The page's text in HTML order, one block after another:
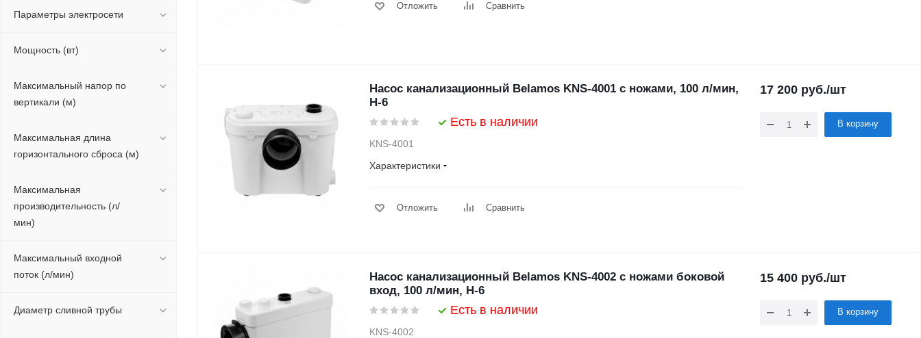
Отложить Сравнить
Насос канализационный Belamos KNS-4001 с ножами, 100 л/мин,
Н-6
Есть в наличии
KNS-4001
Характеристики
Отложить Сравнить
17 200 руб./шт
В корзину
Насос канализационный Belamos KNS-4002 с ножами боковой
вход, 100 л/мин, Н-6
Есть в наличии
KNS-4002
15 400 руб./шт
В корзину
Параметры электросети
Мощность (вт)
Максимальный напор по
вертикали (м)
Максимальная длина
горизонтального сброса (м)
Максимальная
производительность (л/
мин)
Максимальный входной
поток (л/мин)
Диаметр сливной трубы